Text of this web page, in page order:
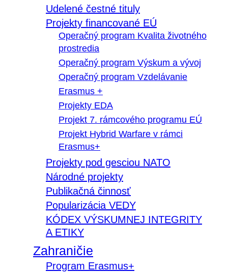
Udelené čestné tituly
Projekty financované EÚ
Operačný program Kvalita životného
prostredia
Operačný program Výskum a vývoj
Operačný program Vzdelávanie
Erasmus +
Projekty EDA
Projekt 7. rámcového programu EÚ
Projekt Hybrid Warfare v rámci
Erasmus+
Projekty pod gesciou NATO
Národné projekty
Publikačná činnosť
Popularizácia VEDY
KÓDEX VÝSKUMNEJ INTEGRITY
A ETIKY
Zahraničie
Program Erasmus+